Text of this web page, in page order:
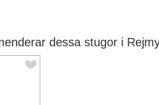
dessa stugor i